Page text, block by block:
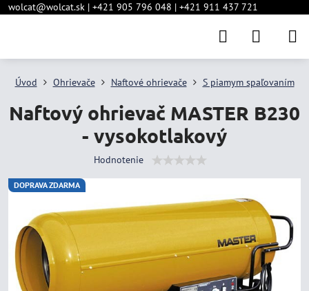
wolcat@wolcat.sk | +421 905 796 048 | +421 911 437 721
DOPRAVA ZDARMA
Úvod Ohrievače Naftové ohrievače S piamym spaľovaním
Naftový ohrievač MASTER B230
- vysokotlakový
Hodnotenie